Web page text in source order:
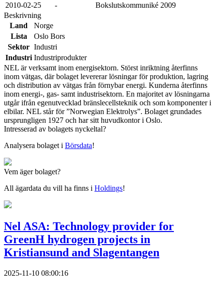
2010-02-25
-
Bokslutskommuniké 2009
Beskrivning
Land
Norge
Lista
Oslo Bors
Sektor Industri
Industri Industriprodukter
NEL är verksamt inom energisektorn. Störst inriktning återfinns
inom vätgas, där bolaget levererar lösningar för produktion, lagring
och distribution av vätgas från förnybar energi. Kunderna återfinns
inom energi-, gas- samt industrisektorn. En majoritet av lösningarna
utgår ifrån egenutvecklad bränslecellsteknik och som komponenter i
elbilar. NEL står för ”Norwegian Elektrolys”. Bolaget grundades
ursprungligen 1927 och har sitt huvudkontor i Oslo.
Intresserad av bolagets nyckeltal?
Analysera bolaget i Börsdata!
Vem äger bolaget?
All ägardata du vill ha finns i Holdings!
Nel ASA: Technology provider for
GreenH hydrogen projects in
Kristiansund and Slagentangen
2025-11-10 08:00:16